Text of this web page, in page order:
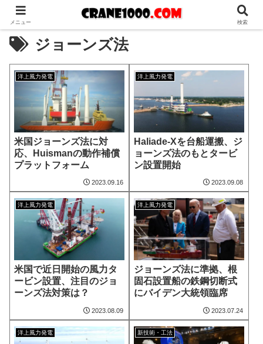
ジョーンズ法
洋上風力発電
米国ジョーンズ法に対
応、Huismanの動作補償
プラットフォーム
2023.09.16
洋上風力発電
Haliade-Xを台船運搬、ジ
ョーンズ法のもとタービ
ン設置開始
2023.09.08
洋上風力発電
米国で近日開始の風力タ
ービン設置、注目のジョ
ーンズ法対策は？
2023.08.09
洋上風力発電
ジョーンズ法に準拠、根
固石設置船の鉄鋼切断式
にバイデン大統領臨席
2023.07.24
洋上風力発電 新技術・工法
メニュー 検索